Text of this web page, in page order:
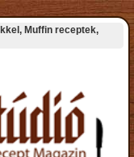
Muffin receptek,